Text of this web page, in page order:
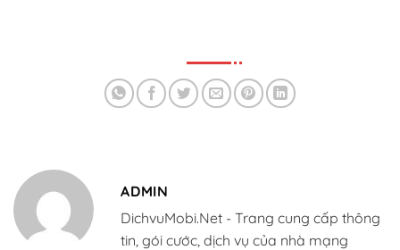
ADMIN
DichvuMobi.Net - Trang cung cấp thông
tin, gói cước, dịch vụ của nhà mạng